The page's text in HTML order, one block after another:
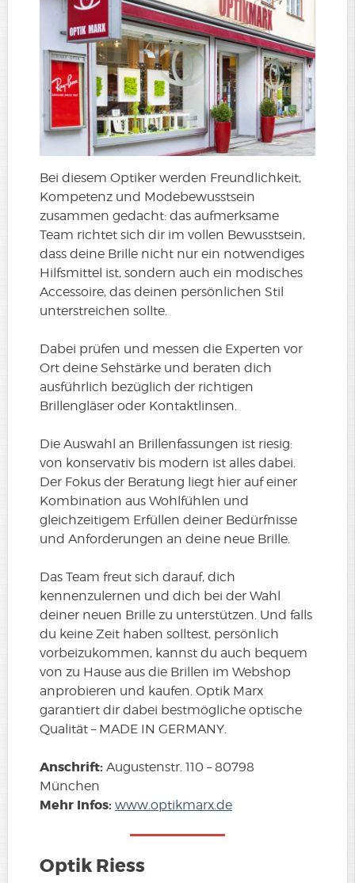
Bei diesem Optiker werden Freundlichkeit,
Kompetenz und Modebewusstsein
zusammen gedacht: das aufmerksame
Team richtet sich dir im vollen Bewusstsein,
dass deine Brille nicht nur ein notwendiges
Hilfsmittel ist, sondern auch ein modisches
Accessoire, das deinen persönlichen Stil
unterstreichen sollte.
Dabei prüfen und messen die Experten vor
Ort deine Sehstärke und beraten dich
ausführlich bezüglich der richtigen
Brillengläser oder Kontaktlinsen.
Die Auswahl an Brillenfassungen ist riesig:
von konservativ bis modern ist alles dabei.
Der Fokus der Beratung liegt hier auf einer
Kombination aus Wohlfühlen und
gleichzeitigem Erfüllen deiner Bedürfnisse
und Anforderungen an deine neue Brille.
Das Team freut sich darauf, dich
kennenzulernen und dich bei der Wahl
deiner neuen Brille zu unterstützen. Und falls
du keine Zeit haben solltest, persönlich
vorbeizukommen, kannst du auch bequem
von zu Hause aus die Brillen im Webshop
anprobieren und kaufen. Optik Marx
garantiert dir dabei bestmögliche optische
Qualität – MADE IN GERMANY.
Anschrift: Augustenstr. 110 – 80798
München
Mehr Infos: www.optikmarx.de
Optik Riess